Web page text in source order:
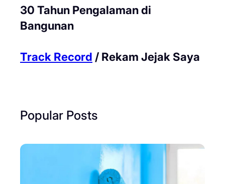
30 Tahun Pengalaman di
Bangunan
Track Record / Rekam Jejak Saya
Popular Posts